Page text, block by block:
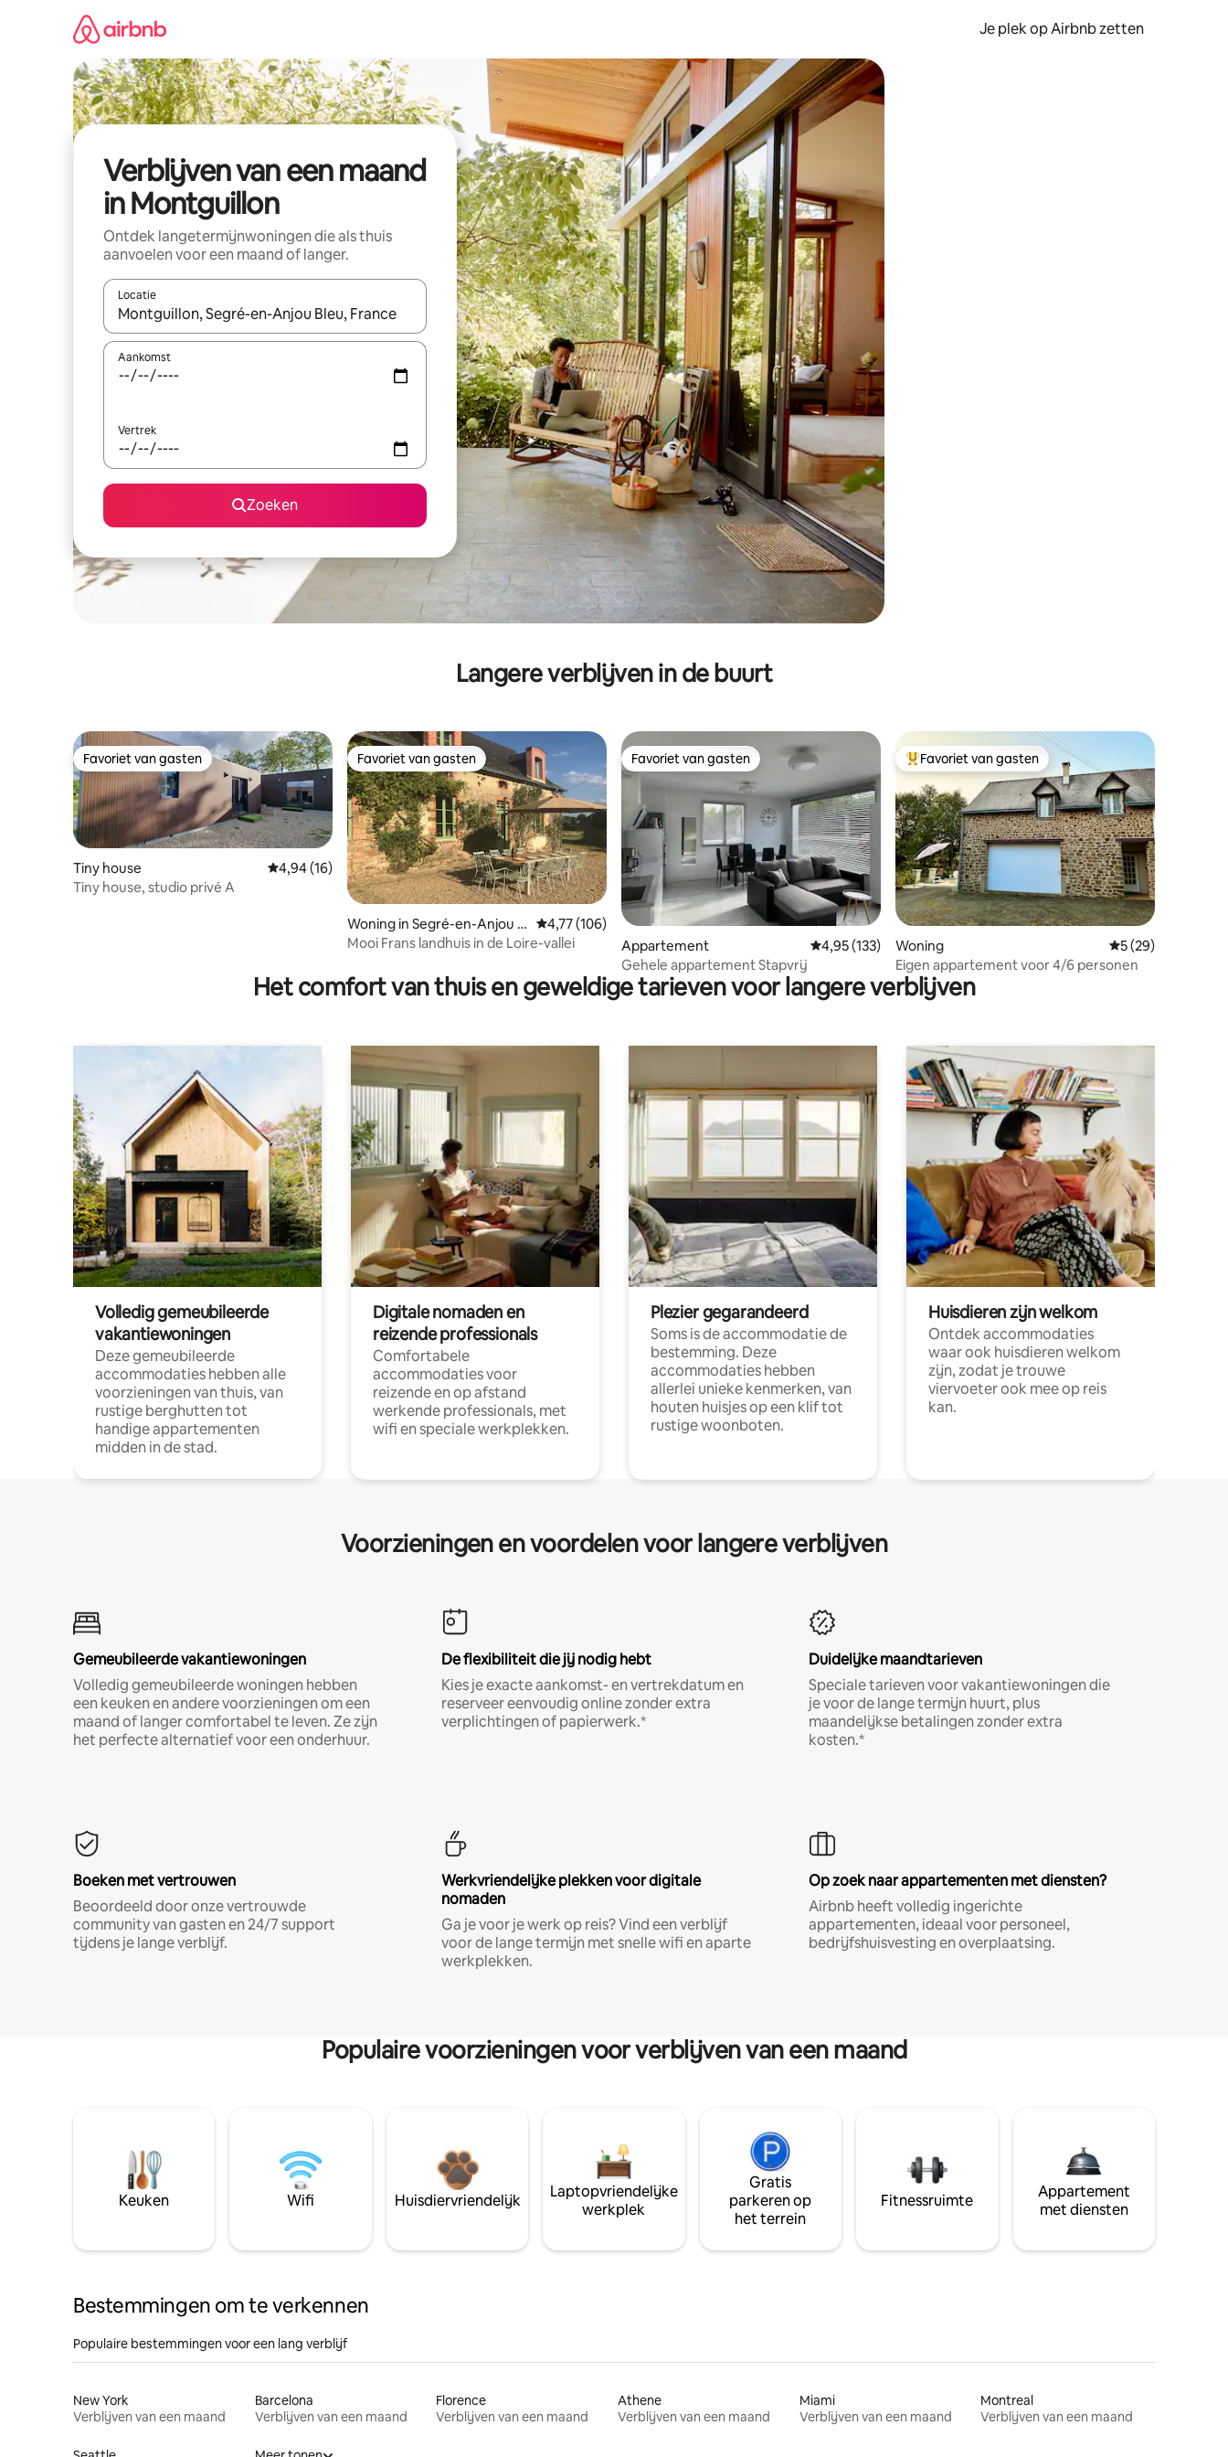
Je plek op Airbnb zetten
Verblijven van een maand
in Montguillon
Ontdek langetermijnwoningen die als thuis
aanvoelen voor een maand of langer.
Locatie
Wanneer er resultaten beschikbaar zijn, maak je een keuze met je de pijltjestoetsen omhoog en omlaag, óf door te tikken of swipen.
Aankomst
Vertrek
Zoeken
Langere verblijven in de buurt
Favoriet van gasten
Favoriet van gasten
Tiny house Gemiddelde beoordeling van 4,94 op 5, 16 recensies
4,94 (16)
Tiny house, studio privé A
Favoriet van gasten
Favoriet van gasten
Woning in Segré-en-Anjou Bl
eu
Gemiddelde beoordeling van 4,77 op 5, 106 recensies
4,77 (106)
Mooi Frans landhuis in de Loire-vallei
Favoriet van gasten
Favoriet van gasten
Appartement Gemiddelde beoordeling van 4,95 op 5, 133 recensies
4,95 (133)
Gehele appartement Stapvrij
Topfavoriet van gasten
Favoriet van gasten
Woning Gemiddelde
5 (29)
Eigen appartement voor 4/6 personen
Het comfort van thuis en geweldige tarieven voor langere verblijven
Volledig gemeubileerde
vakantiewoningen
Deze gemeubileerde
accommodaties hebben alle
voorzieningen van thuis, van
rustige berghutten tot
handige appartementen
midden in de stad.
Digitale nomaden en
reizende professionals
Comfortabele
accommodaties voor
reizende en op afstand
werkende professionals, met
wifi en speciale werkplekken.
Plezier gegarandeerd
Soms is de accommodatie de
bestemming. Deze
accommodaties hebben
allerlei unieke kenmerken, van
houten huisjes op een klif tot
rustige woonboten.
Huisdieren zijn welkom
Ontdek accommodaties
waar ook huisdieren welkom
zijn, zodat je trouwe
viervoeter ook mee op reis
kan.
Voorzieningen en voordelen voor langere verblijven
Gemeubileerde vakantiewoningen
Volledig gemeubileerde woningen hebben
een keuken en andere voorzieningen om een
maand of langer comfortabel te leven. Ze zijn
het perfecte alternatief voor een onderhuur.
De flexibiliteit die jij nodig hebt
Kies je exacte aankomst- en vertrekdatum en
reserveer eenvoudig online zonder extra
verplichtingen of papierwerk.*
Duidelijke maandtarieven
Speciale tarieven voor vakantiewoningen die
je voor de lange termijn huurt, plus
maandelijkse betalingen zonder extra
kosten.*
Boeken met vertrouwen
Beoordeeld door onze vertrouwde
community van gasten en 24/7 support
tijdens je lange verblijf.
Werkvriendelijke plekken voor digitale
nomaden
Ga je voor je werk op reis? Vind een verblijf
voor de lange termijn met snelle wifi en aparte
werkplekken.
Op zoek naar appartementen met diensten?
Airbnb heeft volledig ingerichte
appartementen, ideaal voor personeel,
bedrijfshuisvesting en overplaatsing.
Populaire voorzieningen voor verblijven van een maand
Keuken Wifi Huisdiervriendelijk
Laptopvriendelijke
werkplek
Gratis
parkeren op
het terrein
Fitnessruimte
Appartement
met diensten
Bestemmingen om te verkennen
Populaire bestemmingen voor een lang verblijf
New York
Verblijven van een maand
Barcelona
Verblijven van een maand
Florence
Verblijven van een maand
Athene
Verblijven van een maand
Miami
Verblijven van een maand
Montreal
Verblijven van een maand